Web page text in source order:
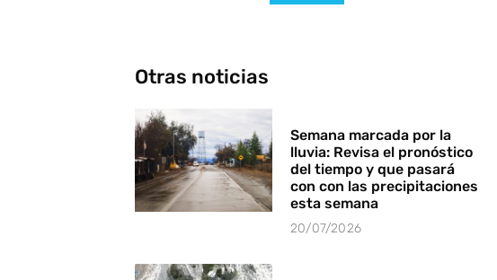
Otras noticias
Semana marcada por la
lluvia: Revisa el pronóstico
del tiempo y que pasará
con con las precipitaciones
esta semana
20/07/2026